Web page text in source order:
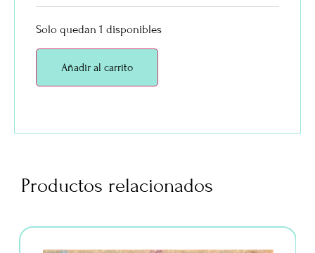
Solo quedan 1 disponibles
Añadir al carrito
Productos relacionados